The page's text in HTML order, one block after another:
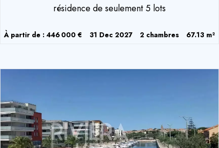
résidence de seulement 5 lots
À partir de : 446 000 € 31 Dec 2027 2 chambres 67.13 m²